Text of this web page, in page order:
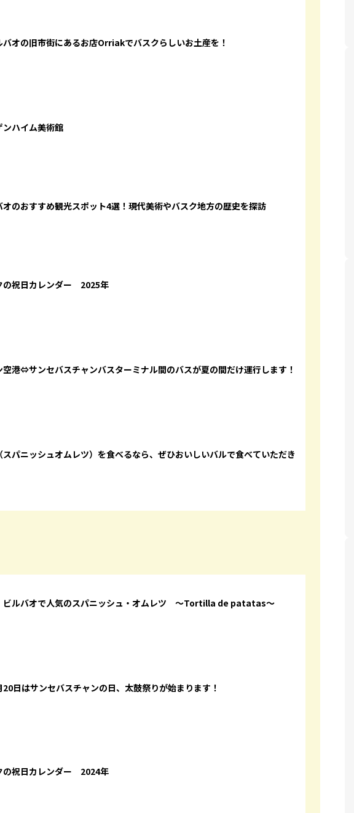
バオの旧市街にあるお店Orriakでバスクらしいお土産を！
ンハイム美術館
オのおすすめ観光スポット4選！現代美術やバスク地方の歴史を探訪
の祝日カレンダー 2025年
港⇔サンセバスチャンバスターミナル間のバスが夏の間だけ運行します！
スパニッシュオムレツ）を食べるなら、ぜひおいしいバルで食べていただき
ビルバオで人気のスパニッシュ・オムレツ ～Tortilla de patatas～
20日はサンセバスチャンの日、太鼓祭りが始まります！
の祝日カレンダー 2024年